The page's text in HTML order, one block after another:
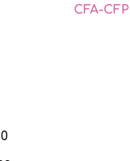
CFA-CFP